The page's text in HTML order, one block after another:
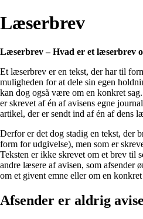
Læserbrev
Læserbrev – Hvad er et læserbrev
Et læserbrev er en tekst, der har til
muligheden for at dele sin egen
kan dog også være om en konkret
er skrevet af én af avisens egne
artikel, der er sendt ind af én af dens
Derfor er det dog stadig en tekst, der
form for udgivelse), men som er
Teksten er ikke skrevet om et brev til
andre læsere af avisen, som afsender
om et givent emne eller om en konkret
Afsender er aldrig